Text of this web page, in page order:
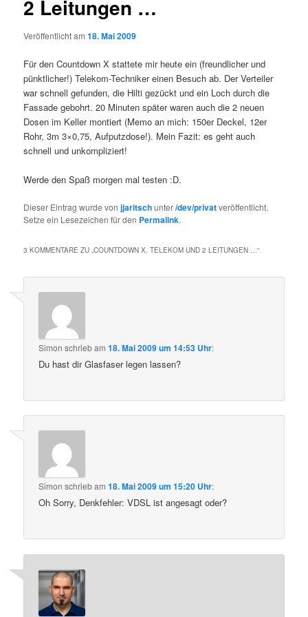
2 Leitungen …
Veröffentlicht am18. Mai 2009
Für den Countdown X stattete mir heute ein (freundlicher und
pünktlicher!) Telekom-Techniker einen Besuch ab. Der Verteiler
war schnell gefunden, die Hilti gezückt und ein Loch durch die
Fassade gebohrt. 20 Minuten später waren auch die 2 neuen
Dosen im Keller montiert (Memo an mich: 150er Deckel, 12er
Rohr, 3m 3×0,75, Aufputzdose!). Mein Fazit: es geht auch
schnell und unkompliziert!
Werde den Spaß morgen mal testen :D.
Dieser Eintrag wurde vonjjaritschunter/dev/privatveröffentlicht.
Setze ein Lesezeichen für den Permalink.
3 KOMMENTARE ZU „COUNTDOWN X, TELEKOM UND 2 LEITUNGEN …“
Simon schriebam18. Mai 2009 um 14:53 Uhr:
Du hast dir Glasfaser legen lassen?
Simon schriebam18. Mai 2009 um 15:20 Uhr:
Oh Sorry, Denkfehler: VDSL ist angesagt oder?